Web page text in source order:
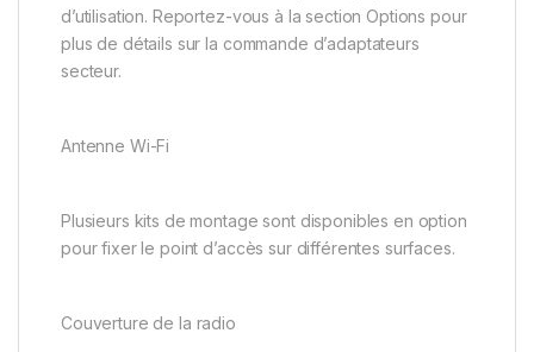
d’utilisation. Reportez-vous à la section Options pour
plus de détails sur la commande d’adaptateurs
secteur.
Antenne Wi-Fi
Plusieurs kits de montage sont disponibles en option
pour fixer le point d’accès sur différentes surfaces.
Couverture de la radio